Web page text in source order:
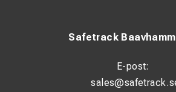
Safetrack
E-post: